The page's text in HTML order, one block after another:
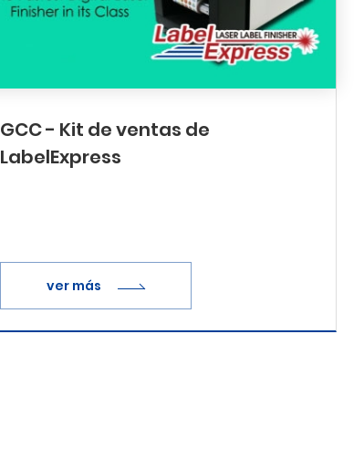
GCC - Kit de ventas de
LabelExpress
ver más